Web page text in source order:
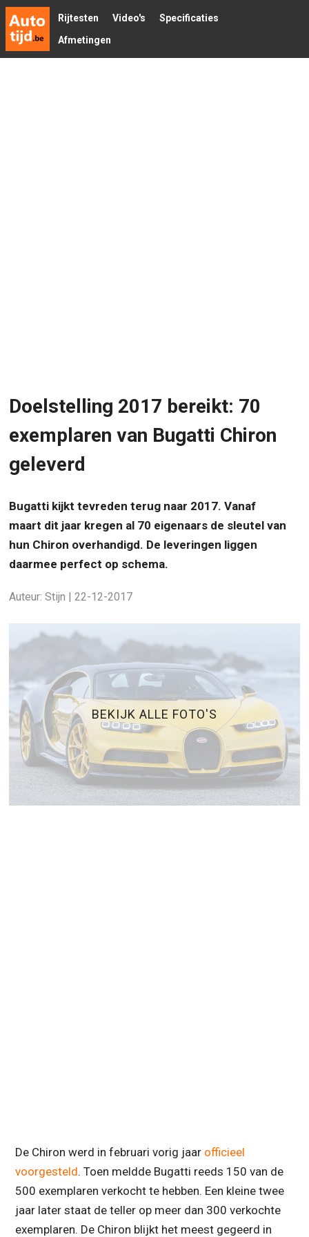
Rijtesten Video's
Specificaties
Afmetingen
Doelstelling 2017 bereikt: 70
exemplaren van Bugatti Chiron
geleverd
Bugatti kijkt tevreden terug naar 2017. Vanaf
maart dit jaar kregen al 70 eigenaars de sleutel van
hun Chiron overhandigd. De leveringen liggen
daarmee perfect op schema.
Auteur: Stijn | 22-12-2017
BEKIJK ALLE FOTO'S
De Chiron werd in februari vorig jaar officieel
voorgesteld. Toen meldde Bugatti reeds 150 van de
500 exemplaren verkocht te hebben. Een kleine twee
jaar later staat de teller op meer dan 300 verkochte
exemplaren. De Chiron blijkt het meest gegeerd in